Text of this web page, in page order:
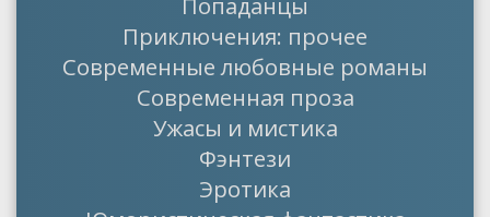
Приключения: прочее
Современные любовные романы
Современная проза
Ужасы и мистика
Фэнтези
Эротика